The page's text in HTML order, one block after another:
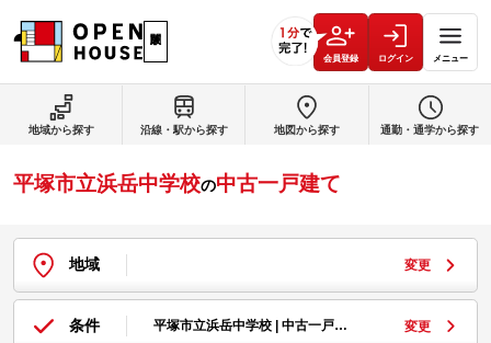
会員登録 ログイン メニュー
平塚市立浜岳中学校の中古一戸建て
地域 変更
条件 平塚市立浜岳中学校 | 中古一戸… 変更
地域から探す 沿線・駅から探す 地図から探す 通勤・通学から探す